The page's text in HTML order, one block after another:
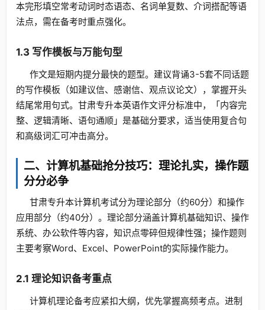
本完形填空常考动词时态语态、名词单复数、介词搭配等语
法点，需在备考时重点强化。
1.3 写作模板与万能句型
作文是短期内提分最快的题型。建议背诵3-5套不同话题
的写作模板（如建议信、感谢信、观点议论文），掌握开头
结尾常用句式。甘肃专升本英语作文评分标准中，「内容完
整、逻辑清晰、语句通顺」是基础分要求，适当使用复合句
和高级词汇可冲击高分。
二、计算机基础抢分技巧：理论扎实，操作题
分分必争
甘肃专升本计算机考试分为理论部分（约60分）和操作
应用部分（约40分）。理论部分涵盖计算机基础知识、操作
系统、办公软件等内容，知识点零碎但规律性强；操作题则
主要考察Word、Excel、PowerPoint的实际操作能力。
2.1 理论知识备考重点
计算机理论备考应紧扣大纲，优先掌握高频考点。进制